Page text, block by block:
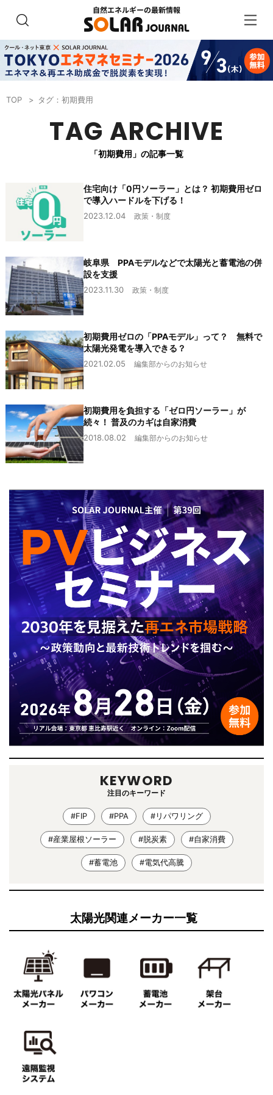
TOP タグ：初期費用
TAG ARCHIVE
「初期費用」の記事一覧
住宅向け「0円ソーラー」とは？ 初期費用ゼロ
で導入ハードルを下げる！
2023.12.04 政策・制度
岐阜県 PPAモデルなどで太陽光と蓄電池の併
設を支援
2023.11.30 政策・制度
初期費用ゼロの「PPAモデル」って？ 無料で
太陽光発電を導入できる？
2021.02.05 編集部からのお知らせ
初期費用を負担する「ゼロ円ソーラー」が
続々！ 普及のカギは自家消費
2018.08.02 編集部からのお知らせ
KEYWORD
注目のキーワード
#FIP #PPA #リパワリング
#産業屋根ソーラー #脱炭素 #自家消費
#蓄電池 #電気代高騰
太陽光関連メーカー一覧